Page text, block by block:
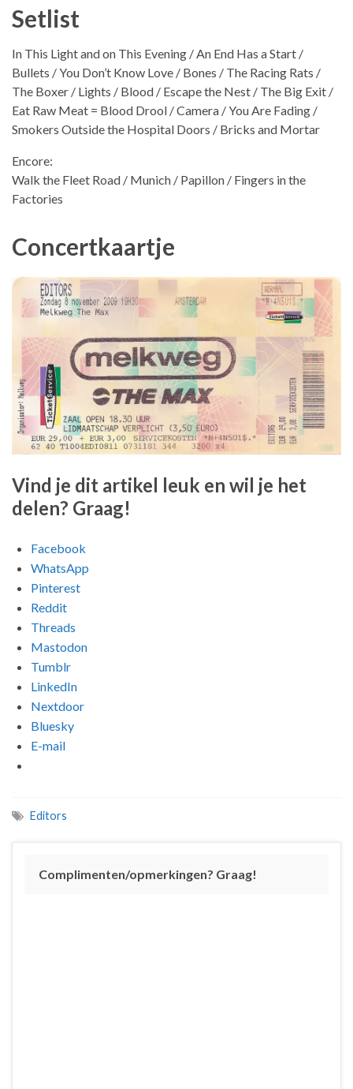
Setlist
In This Light and on This Evening / An End Has a Start /
Bullets / You Don’t Know Love / Bones / The Racing Rats /
The Boxer / Lights / Blood / Escape the Nest / The Big Exit /
Eat Raw Meat = Blood Drool / Camera / You Are Fading /
Smokers Outside the Hospital Doors / Bricks and Mortar
Encore:
Walk the Fleet Road / Munich / Papillon / Fingers in the
Factories
Concertkaartje
Vind je dit artikel leuk en wil je het
delen? Graag!
Facebook
WhatsApp
Pinterest
Reddit
Threads
Mastodon
Tumblr
LinkedIn
Nextdoor
Bluesky
E-mail
Editors
Complimenten/opmerkingen? Graag!